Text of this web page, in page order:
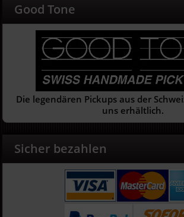
Good Tone
Die legendären Pickups aus der
uns erhältlich.
Sicher bezahlen